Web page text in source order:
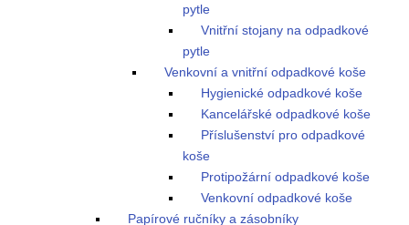
pytle
Vnitřní stojany na odpadkové
pytle
Venkovní a vnitřní odpadkové koše
Hygienické odpadkové koše
Kancelářské odpadkové koše
Příslušenství pro odpadkové
koše
Protipožární odpadkové koše
Venkovní odpadkové koše
Papírové ručníky a zásobníky